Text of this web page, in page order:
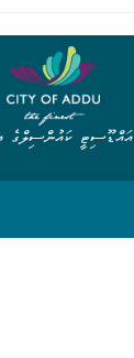
އައްޑޫސިޓީ ކައުންސިލްގެ